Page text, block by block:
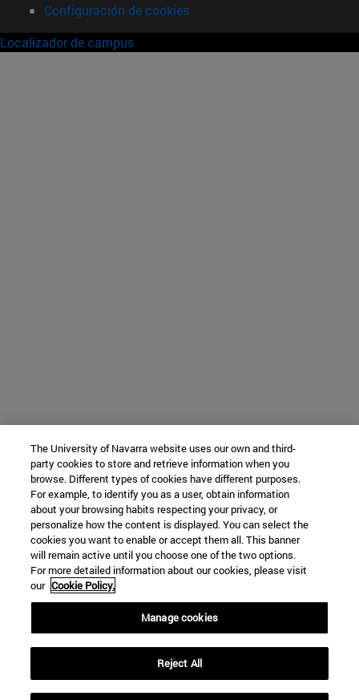
Configuración de cookies
Localizador de campus
The University of Navarra website uses our own and third-
party cookies to store and retrieve information when you
browse. Different types of cookies have different purposes.
For example, to identify you as a user, obtain information
about your browsing habits respecting your privacy, or
personalize how the content is displayed. You can select the
cookies you want to enable or accept them all. This banner
will remain active until you choose one of the two options.
For more detailed information about our cookies, please visit
our Cookie Policy.
Manage cookies
Reject All